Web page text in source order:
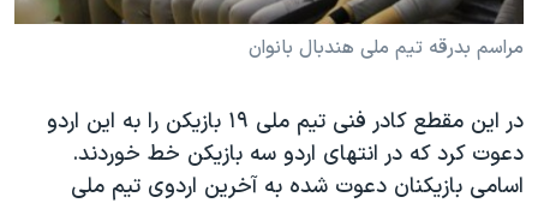
مراسم بدرقه تیم ملی هندبال بانوان
در این مقطع کادر فنی تیم ملی ۱۹ بازیکن را به این اردو
دعوت کرد که در انتهای اردو سه بازیکن خط خوردند.
اسامی بازیکنان دعوت شده به آخرین اردوی تیم ملی